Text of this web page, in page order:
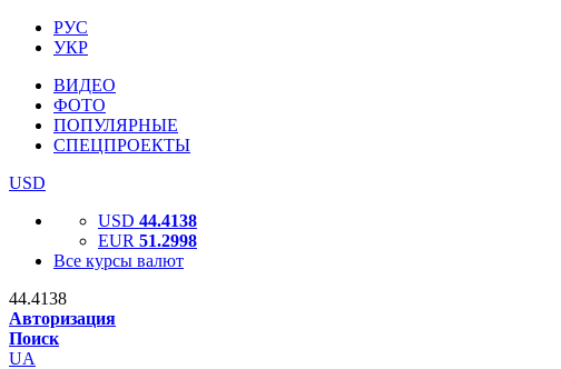
РУС
УКР
ВИДЕО
ФОТО
ПОПУЛЯРНЫЕ
СПЕЦПРОЕКТЫ
USD
USD 44.4138
EUR 51.2998
Все курсы валют
44.4138
Авторизация
Поиск
UA